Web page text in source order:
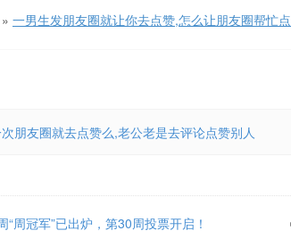
» 一男生发朋友圈就让你去点赞,怎么让朋友圈帮忙
朋友圈就去点赞么,老公老是去评论点赞别人
“周冠军”已出炉，第30周投票开启！